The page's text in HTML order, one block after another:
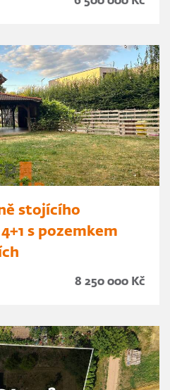
stojícího
s pozemkem
8 250 000 Kč